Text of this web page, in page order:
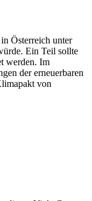
Österreich unter
Ein Teil sollte
werden. Im
der erneuerbaren
von